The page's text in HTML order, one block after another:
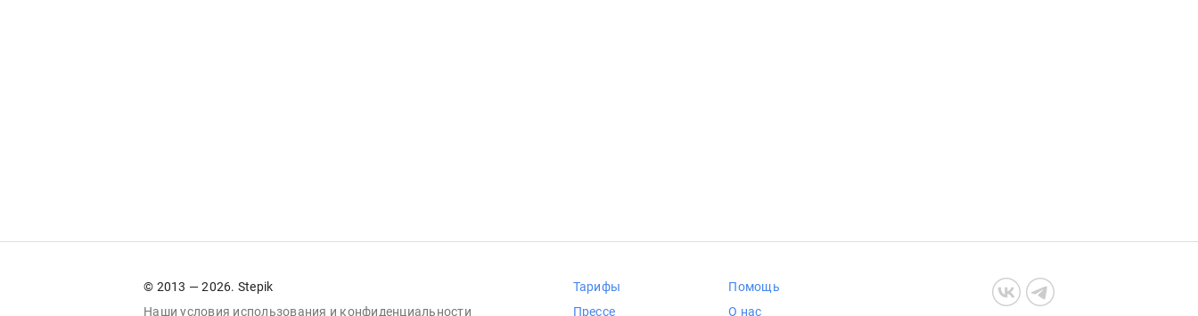
© 2013 — 2026. Stepik
Наши условия использования и конфиденциальности
Тарифы
Прессе
Помощь
О нас